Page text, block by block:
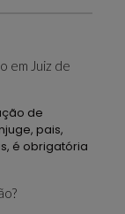
em Juiz de
de
pais,
é obrigatória